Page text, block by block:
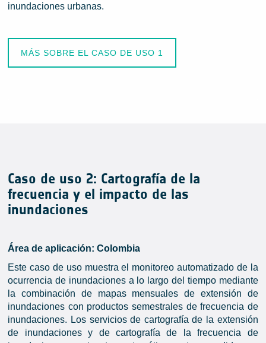
inundaciones urbanas.
MÁS SOBRE EL CASO DE USO 1
Caso de uso 2: Cartografía de la
frecuencia y el impacto de las
inundaciones
Área de aplicación: Colombia
Este caso de uso muestra el monitoreo automatizado de la
ocurrencia de inundaciones a lo largo del tiempo mediante
la combinación de mapas mensuales de extensión de
inundaciones con productos semestrales de frecuencia de
inundaciones. Los servicios de cartografía de la extensión
de inundaciones y de cartografía de la frecuencia de